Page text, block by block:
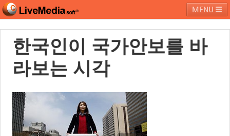
MENU
라이브미디어소프트 제품 및 서비스 블로그 커뮤니티
페밀리 사이트
한국인이 국가안보를 바
라보는 시각